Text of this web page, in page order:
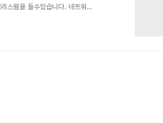
스웜을 들수있습니다. 네트워크
의를 하자면, 어떤 프로그램에
c# ..